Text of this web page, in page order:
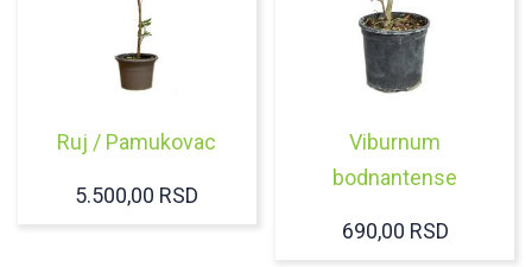
Ruj / Pamukovac
5.500,00 RSD
Viburnum
bodnantense
690,00 RSD